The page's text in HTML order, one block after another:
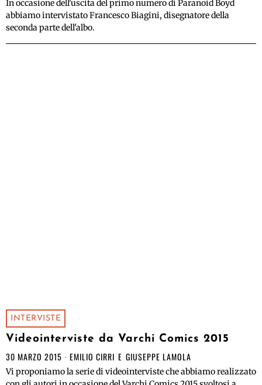
In occasione dell'uscita del primo numero di Paranoid Boyd
abbiamo intervistato Francesco Biagini, disegnatore della
seconda parte dell'albo.
INTERVISTE
Videointerviste da Varchi Comics 2015
30 MARZO 2015 EMILIO CIRRI E GIUSEPPE LAMOLA
Vi proponiamo la serie di videointerviste che abbiamo realizzato